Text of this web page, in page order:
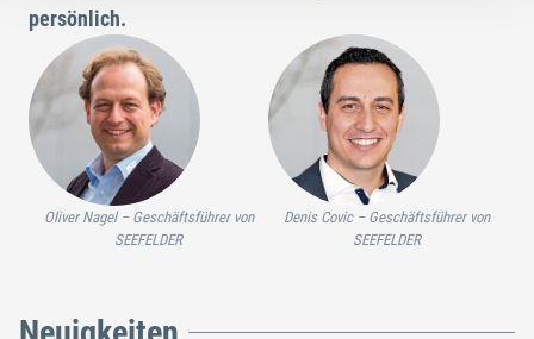
persönlich.
Oliver Nagel – Geschäftsführer von
SEEFELDER
Denis Covic – Geschäftsführer von
SEEFELDER